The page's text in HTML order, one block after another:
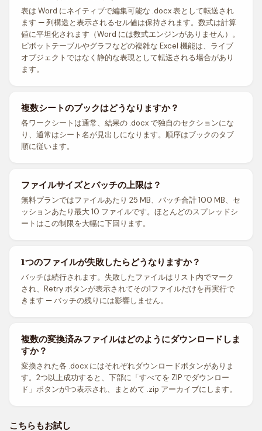
表は Word にネイティブで編集可能な .docx 表として転送され
ます — 列構造と表示されるセル値は保持されます。数式は計算
値に平坦化されます（Word には数式エンジンがありません）。
ピボットテーブルやグラフなどの複雑な Excel 機能は、ライブ
オブジェクトではなく静的な表現として転送される場合があり
ます。
複数シートのブックはどうなりますか？
各ワークシートは通常、結果の .docx で独自のセクションにな
り、通常はシート名が見出しになります。順序はブックのタブ
順に従います。
ファイルサイズとバッチの上限は？
無料プランではファイルあたり 25 MB、バッチ合計 100 MB、セ
ッションあたり最大 10 ファイルです。ほとんどのスプレッドシ
ートはこの制限を大幅に下回ります。
1つのファイルが失敗したらどうなりますか？
バッチは続行されます。失敗したファイルはリスト内でマーク
され、Retry ボタンが表示されてその1ファイルだけを再実行で
きます — バッチの残りには影響しません。
複数の変換済みファイルはどのようにダウンロードしま
すか？
変換された各 .docx にはそれぞれダウンロードボタンがありま
す。2つ以上成功すると、下部に「すべてを ZIP でダウンロー
ド」ボタンが1つ表示され、まとめて .zip アーカイブにします。
こちらもお試し